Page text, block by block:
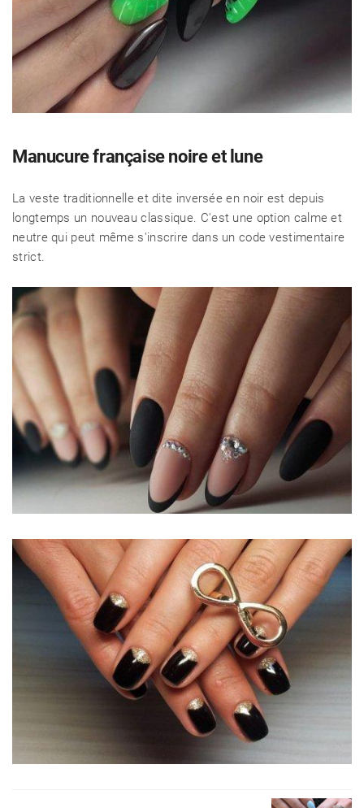
Manucure française noire et lune
La veste traditionnelle et dite inversée en noir est depuis
longtemps un nouveau classique. C'est une option calme et
neutre qui peut même s'inscrire dans un code vestimentaire
strict.